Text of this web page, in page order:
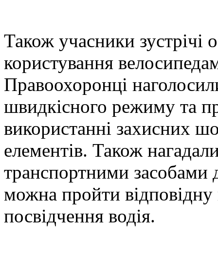
Також учасники зустрічі
користування
Правоохоронці
швидкісного режиму та
використанні захисних
елементів. Також
транспортними засобами
можна пройти відповідну
посвідчення водія.